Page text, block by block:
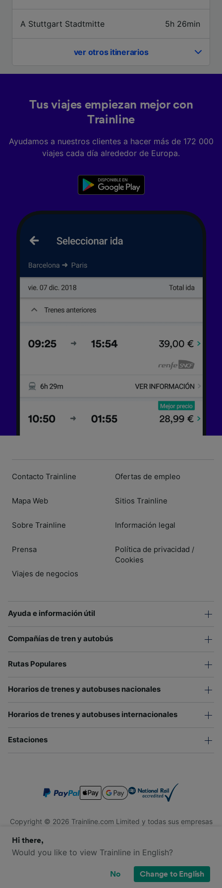
A Stuttgart Stadtmitte 5h 26min
ver otros itinerarios
Tus viajes empiezan mejor con
Trainline
Ayudamos a nuestros clientes a hacer más de 172 000
viajes cada día alrededor de Europa.
Contacto Trainline
Mapa Web
Sobre Trainline
Prensa
Viajes de negocios
Ofertas de empleo
Sitios Trainline
Información legal
Política de privacidad /
Cookies
Ayuda e información útil
Compañías de tren y autobús
Rutas Populares
Horarios de trenes y autobuses nacionales
Horarios de trenes y autobuses internacionales
Estaciones
Copyright © 2026 Trainline.com Limited y todas sus empresas
Trainline.com Limited está registrada en Inglaterra y Gales.
Compañía No. 3846791. Dirección: 1 Stonecutter St, Londres
Hi there,
Would you like to view Trainline in English?
No Change to English
precisa. Analizar activamente las
identificación. Almacenar la información en un
dispositivo y/o acceder a ella. Publicidad y
contenido personalizados, medición de
publicidad y contenido, investigación de
audiencia y desarrollo de servicios.